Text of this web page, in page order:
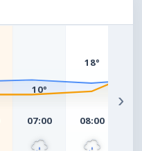
10°
07:00
18°
08:00
›